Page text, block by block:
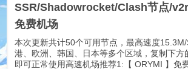
SSR/Shadowrocket/Clash节点/
免费机场
本次更新共计50个可用节点，最高速度
港、欧洲、韩国、日本等多个区域，复制下
即可正常使用高速机场推荐1:【 ORYMI 】免